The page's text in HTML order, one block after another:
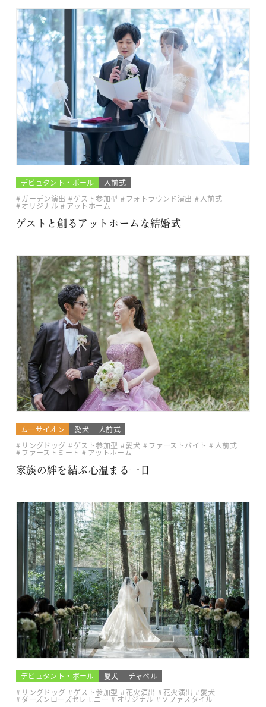
デビュタント・ボール
人前式
ガーデン演出
ゲスト参加型 フォトラウンド演出 人前式
オリジナル
アットホーム
ゲストと創るアットホームな結婚式
ムーサイオン 愛犬
人前式
リングドッグ
ゲスト参加型 愛犬 ファーストバイト 人前式
ファーストミート
アットホーム
家族の絆を結ぶ心温まる一日
デビュタント・ボール 愛犬
チャペル
リングドッグ
ゲスト参加型 花火演出 花火演出 愛犬
ダーズンローズセレモニー オリジナル ソファスタイル